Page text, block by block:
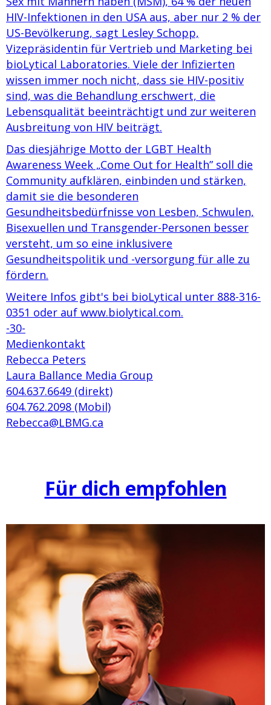
HIV-Infektionen in den USA aus, aber nur 2 % der
US-Bevölkerung, sagt Lesley Schopp,
Vizepräsidentin für Vertrieb und Marketing bei
bioLytical Laboratories. Viele der Infizierten
wissen immer noch nicht, dass sie HIV-positiv
sind, was die Behandlung erschwert, die
Lebensqualität beeinträchtigt und zur weiteren
Ausbreitung von HIV beiträgt.
Das diesjährige Motto der LGBT Health
Awareness Week „Come Out for Health” soll die
Community aufklären, einbinden und stärken,
damit sie die besonderen
Gesundheitsbedürfnisse von Lesben, Schwulen,
Bisexuellen und Transgender-Personen besser
versteht, um so eine inklusivere
Gesundheitspolitik und -versorgung für alle zu
fördern.
Weitere Infos gibt's bei bioLytical unter 888-316-
0351 oder auf www.biolytical.com.
-30-
Medienkontakt
Rebecca Peters
Laura Ballance Media Group
604.637.6649 (direkt)
604.762.2098 (Mobil)
Rebecca@LBMG.ca
Für dich empfohlen